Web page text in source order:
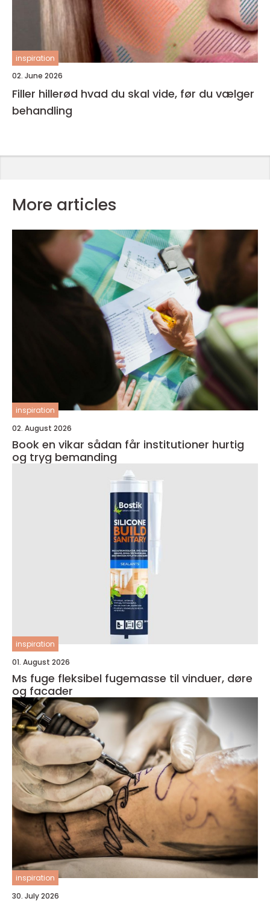
inspiration
02. June 2026
Filler hillerød hvad du skal vide, før du vælger
behandling
More articles
inspiration
02. August 2026
Book en vikar sådan får institutioner hurtig
og tryg bemanding
inspiration
01. August 2026
Ms fuge fleksibel fugemasse til vinduer, døre
og facader
inspiration
30. July 2026